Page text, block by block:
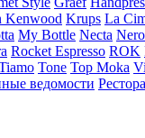
Kenwood Krups La
My Bottle Necta
Rocket Espresso ROK
Tone Top Moka
ведомости